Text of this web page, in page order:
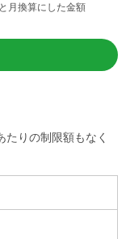
月換算にした金額
りの制限額もなく